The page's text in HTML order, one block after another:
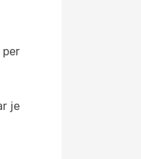
per
je